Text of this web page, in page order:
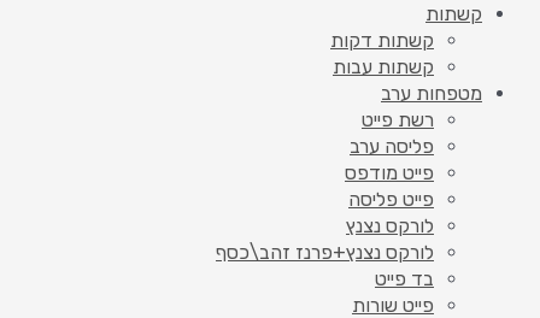
קשתות
קשתות דקות
קשתות עבות
מטפחות ערב
רשת פייט
פליסה ערב
פייט מודפס
פייט פליסה
לורקס נצנץ
לורקס נצנץ+פרנז זהב\כסף
בד פייט
פייט שורות